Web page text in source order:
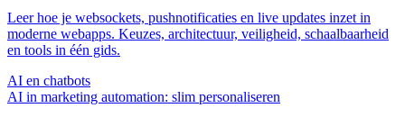
Leer hoe je websockets, pushnotificaties en live updates inzet in
moderne webapps. Keuzes, architectuur, veiligheid, schaalbaarheid
en tools in één gids.
AI en chatbots
AI in marketing automation: slim personaliseren